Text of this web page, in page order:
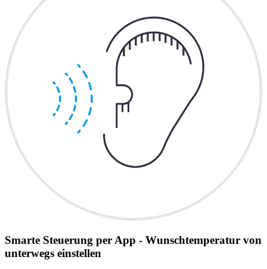
Smarte Steuerung per App - Wunschtemperatur von
unterwegs einstellen